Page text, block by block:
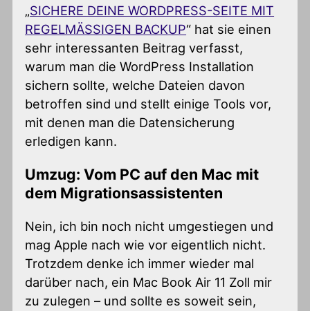
„SICHERE DEINE WORDPRESS-SEITE MIT
REGELMÄSSIGEN BACKUP“ hat sie einen
sehr interessanten Beitrag verfasst,
warum man die WordPress Installation
sichern sollte, welche Dateien davon
betroffen sind und stellt einige Tools vor,
mit denen man die Datensicherung
erledigen kann.
Umzug: Vom PC auf den Mac mit
dem Migrationsassistenten
Nein, ich bin noch nicht umgestiegen und
mag Apple nach wie vor eigentlich nicht.
Trotzdem denke ich immer wieder mal
darüber nach, ein Mac Book Air 11 Zoll mir
zu zulegen – und sollte es soweit sein,